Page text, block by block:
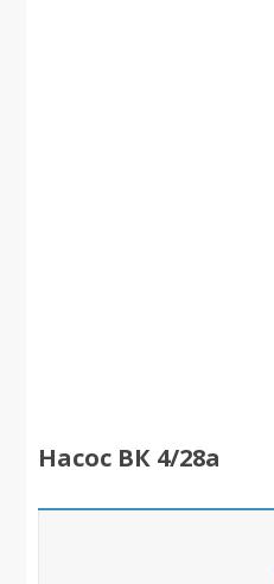
Насос ВК 4/28а